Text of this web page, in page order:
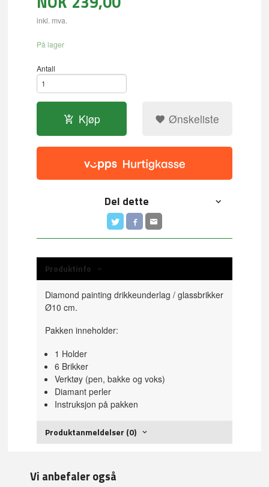
inkl. mva.
På lager
Antall
Kjøp Ønskeliste
Del dette
Produktinfo
Diamond painting drikkeunderlag / glassbrikker
Ø10 cm.
Pakken inneholder:
1 Holder
6 Brikker
Verktøy (pen, bakke og voks)
Diamant perler
Instruksjon på pakken
Produktanmeldelser (0)
Vi anbefaler også